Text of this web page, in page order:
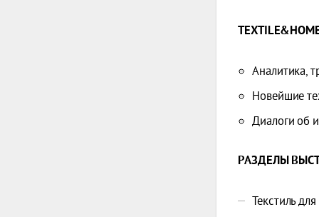
Аналитика,
Новейшие
Диалоги об
РАЗДЕЛЫ
Текстиль